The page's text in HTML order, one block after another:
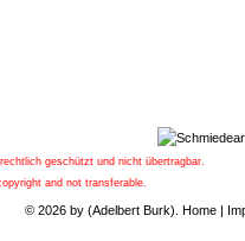
geschützt und nicht übertragbar.
and not transferable.
© 2026 by (Adelbert Burk). Home|